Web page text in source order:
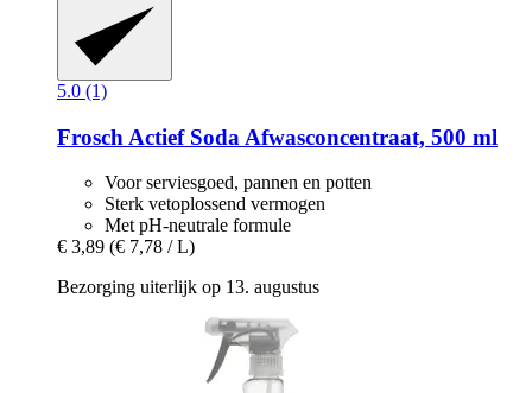
5.0 (1)
Frosch Actief Soda Afwasconcentraat, 500 ml
Voor serviesgoed, pannen en potten
Sterk vetoplossend vermogen
Met pH-neutrale formule
€ 3,89 (€ 7,78 / L)
Bezorging uiterlijk op 13. augustus